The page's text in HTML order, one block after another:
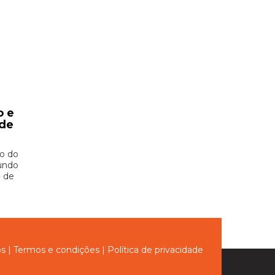
e
do
de
| Termos e condições | Política de privacidade